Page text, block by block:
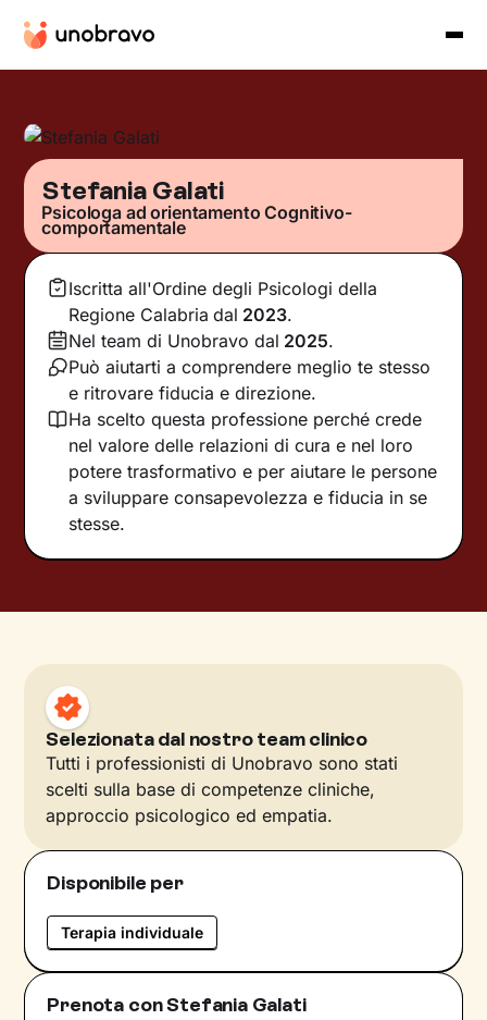
Stefania Galati
Psicologa ad orientamento Cognitivo-
comportamentale
Iscritta all'Ordine degli Psicologi della
Regione Calabria dal 2023.
Nel team di Unobravo dal 2025.
Può aiutarti a comprendere meglio te stesso
e ritrovare fiducia e direzione.
Ha scelto questa professione perché crede
nel valore delle relazioni di cura e nel loro
potere trasformativo e per aiutare le persone
a sviluppare consapevolezza e fiducia in se
stesse.
Selezionata dal nostro team clinico
Tutti i professionisti di Unobravo sono stati
scelti sulla base di competenze cliniche,
approccio psicologico ed empatia.
Disponibile per
Terapia individuale
Prenota con Stefania Galati